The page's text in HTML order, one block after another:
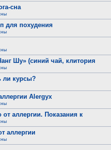
сна
для похудения
Шу» (синий чай, клитория
ли курсы?
Alergyx
от аллергии. Показания к
аллергии